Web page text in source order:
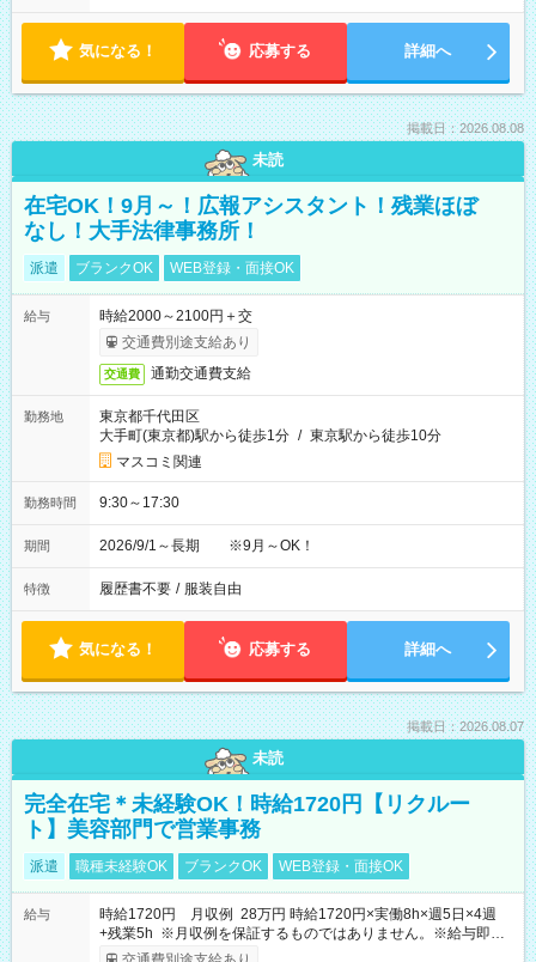
気になる！ 応募する 詳細へ
掲載日：2026.08.08
未読
在宅OK！9月～！広報アシスタント！残業ほぼ
なし！大手法律事務所！
派遣 ブランクOK WEB登録・面接OK
給与
時給2000～2100円＋交
交通費別途支給あり
交通費 通勤交通費支給
勤務地
東京都千代田区
大手町(東京都)駅から徒歩1分 / 東京駅から徒歩10分
マスコミ関連
勤務時間 9:30～17:30
期間 2026/9/1～長期 ※9月～OK！
特徴 履歴書不要 / 服装自由
気になる！ 応募する 詳細へ
掲載日：2026.08.07
未読
完全在宅＊未経験OK！時給1720円【リクルー
ト】美容部門で営業事務
派遣 職種未経験OK ブランクOK WEB登録・面接OK
給与
時給1720円 月収例 28万円 時給1720円×実働8h×週5日×4週
+残業5h ※月収例を保証するものではありません。※給与即受
取りサービス利用可（利用条件有）